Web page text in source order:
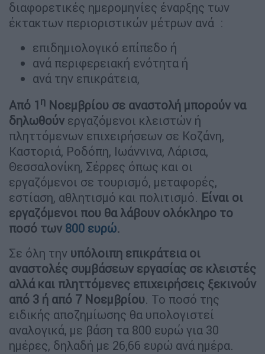
διαφορετικές ημερομηνίες έναρξης των
έκτακτων περιοριστικών μέτρων ανά :
επιδημιολογικό επίπεδο ή
ανά περιφερειακή ενότητα ή
ανά την επικράτεια,
Από 1 η Νοεμβρίου σε αναστολή μπορούν να
δηλωθούν εργαζόμενοι κλειστών ή
πληττόμενων επιχειρήσεων σε Κοζάνη,
Καστοριά, Ροδόπη, Ιωάννινα, Λάρισα,
Θεσσαλονίκη, Σέρρες όπως και οι
εργαζόμενοι σε τουρισμό, μεταφορές,
εστίαση, αθλητισμό και πολιτισμό. Είναι οι
εργαζόμενοι που θα λάβουν ολόκληρο το
ποσό των 800 ευρώ.
Σε όλη την υπόλοιπη επικράτεια οι
αναστολές συμβάσεων εργασίας σε κλειστές
αλλά και πληττόμενες επιχειρήσεις ξεκινούν
από 3 ή από 7 Νοεμβρίου. Το ποσό της
ειδικής αποζημίωσης θα υπολογιστεί
αναλογικά, με βάση τα 800 ευρώ για 30
ημέρες, δηλαδή με 26,66 ευρώ ανά ημέρα.